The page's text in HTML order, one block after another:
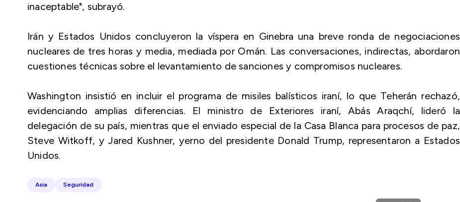
inaceptable", subrayó.
Irán y Estados Unidos concluyeron la víspera en Ginebra una breve ronda de negociaciones
nucleares de tres horas y media, mediada por Omán. Las conversaciones, indirectas, abordaron
cuestiones técnicas sobre el levantamiento de sanciones y compromisos nucleares.
Washington insistió en incluir el programa de misiles balísticos iraní, lo que Teherán rechazó,
evidenciando amplias diferencias. El ministro de Exteriores iraní, Abás Araqchí, lideró la
delegación de su país, mientras que el enviado especial de la Casa Blanca para procesos de paz,
Steve Witkoff, y Jared Kushner, yerno del presidente Donald Trump, representaron a Estados
Unidos.
Asia Seguridad